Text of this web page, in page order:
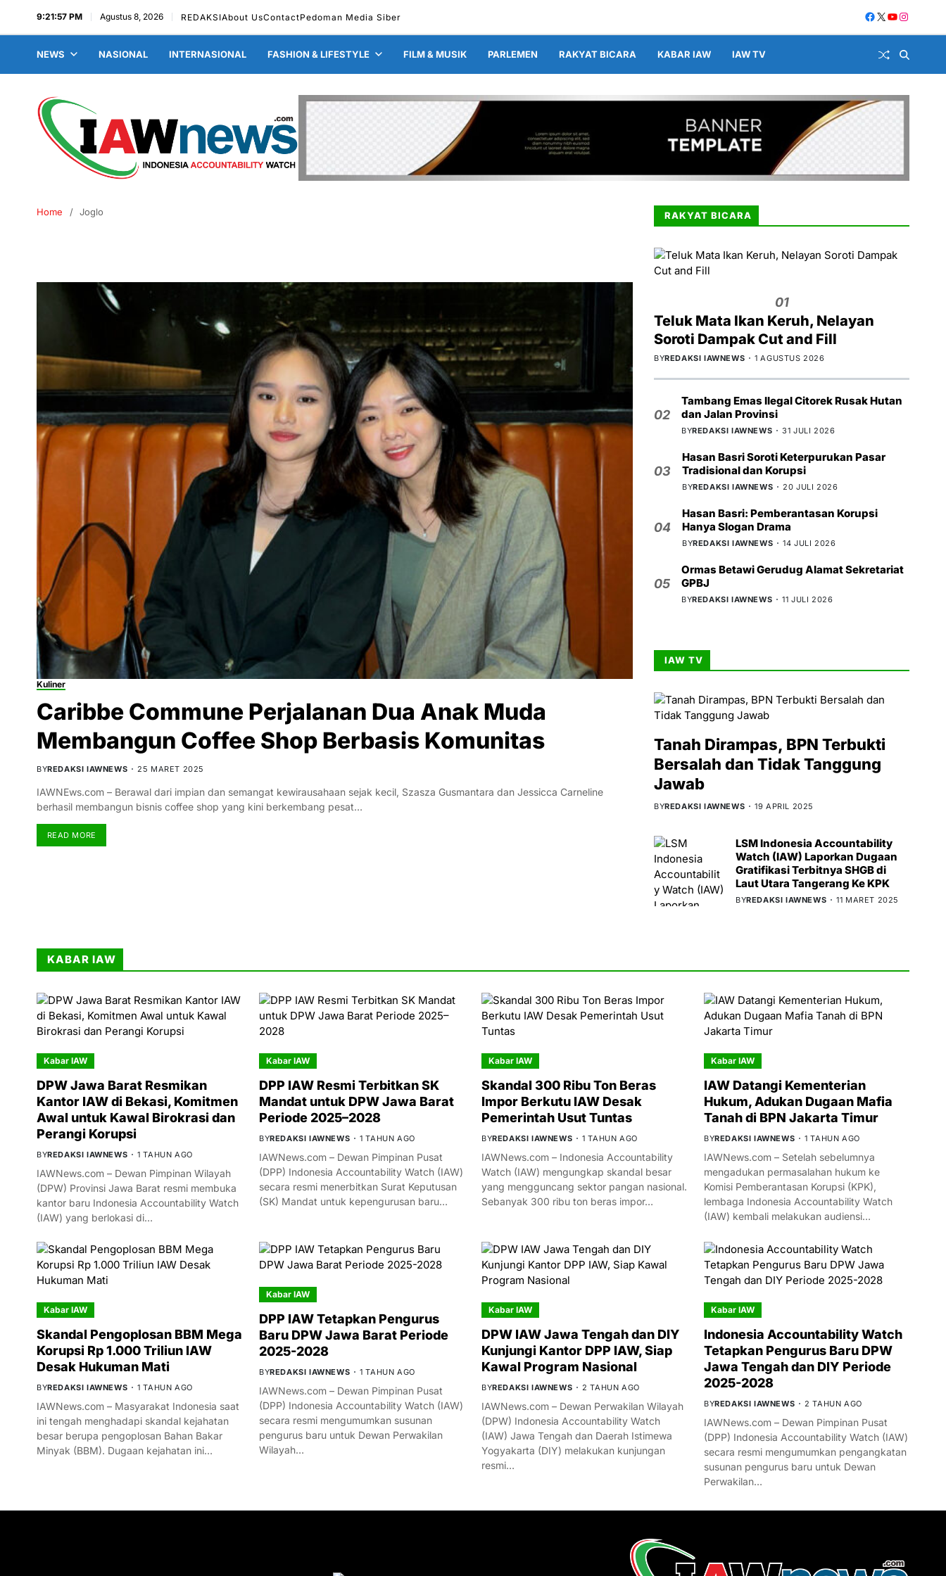
9:21:58 PM Agustus 8, 2026 REDAKSIAbout UsContactPedoman Media Siber
NEWS NASIONAL INTERNASIONAL FASHION & LIFESTYLE FILM & MUSIK PARLEMEN RAKYAT BICARA KABAR IAW IAW TV
Home Joglo
Kuliner
Caribbe Commune Perjalanan Dua Anak Muda
Membangun Coffee Shop Berbasis Komunitas
BYREDAKSI IAWNEWS 25 MARET 2025
IAWNEws.com – Berawal dari impian dan semangat kewirausahaan sejak kecil, Szasza Gusmantara dan Jessicca Carneline
berhasil membangun bisnis coffee shop yang kini berkembang pesat…
READ MORE
RAKYAT BICARA
01
Teluk Mata Ikan Keruh, Nelayan
Soroti Dampak Cut and Fill
BYREDAKSI IAWNEWS 1 AGUSTUS 2026
02
Tambang Emas Ilegal Citorek Rusak Hutan
dan Jalan Provinsi
BYREDAKSI IAWNEWS 31 JULI 2026
03
Hasan Basri Soroti Keterpurukan Pasar
Tradisional dan Korupsi
BYREDAKSI IAWNEWS 20 JULI 2026
04
Hasan Basri: Pemberantasan Korupsi
Hanya Slogan Drama
BYREDAKSI IAWNEWS 14 JULI 2026
05
Ormas Betawi Gerudug Alamat Sekretariat
GPBJ
BYREDAKSI IAWNEWS 11 JULI 2026
IAW TV
Tanah Dirampas, BPN Terbukti
Bersalah dan Tidak Tanggung
Jawab
BYREDAKSI IAWNEWS 19 APRIL 2025
LSM Indonesia Accountability
Watch (IAW) Laporkan Dugaan
Gratifikasi Terbitnya SHGB di
Laut Utara Tangerang Ke KPK
BYREDAKSI IAWNEWS 11 MARET 2025
KABAR IAW
Kabar IAW
DPW Jawa Barat Resmikan
Kantor IAW di Bekasi, Komitmen
Awal untuk Kawal Birokrasi dan
Perangi Korupsi
BYREDAKSI IAWNEWS 1 TAHUN AGO
IAWNews.com – Dewan Pimpinan Wilayah
(DPW) Provinsi Jawa Barat resmi membuka
kantor baru Indonesia Accountability Watch
(IAW) yang berlokasi di…
Kabar IAW
DPP IAW Resmi Terbitkan SK
Mandat untuk DPW Jawa Barat
Periode 2025–2028
BYREDAKSI IAWNEWS 1 TAHUN AGO
IAWNews.com – Dewan Pimpinan Pusat
(DPP) Indonesia Accountability Watch (IAW)
secara resmi menerbitkan Surat Keputusan
(SK) Mandat untuk kepengurusan baru…
Kabar IAW
Skandal 300 Ribu Ton Beras
Impor Berkutu IAW Desak
Pemerintah Usut Tuntas
BYREDAKSI IAWNEWS 1 TAHUN AGO
IAWNews.com – Indonesia Accountability
Watch (IAW) mengungkap skandal besar
yang mengguncang sektor pangan nasional.
Sebanyak 300 ribu ton beras impor…
Kabar IAW
IAW Datangi Kementerian
Hukum, Adukan Dugaan Mafia
Tanah di BPN Jakarta Timur
BYREDAKSI IAWNEWS 1 TAHUN AGO
IAWNews.com – Setelah sebelumnya
mengadukan permasalahan hukum ke
Komisi Pemberantasan Korupsi (KPK),
lembaga Indonesia Accountability Watch
(IAW) kembali melakukan audiensi…
Kabar IAW
Skandal Pengoplosan BBM Mega
Korupsi Rp 1.000 Triliun IAW
Desak Hukuman Mati
BYREDAKSI IAWNEWS 1 TAHUN AGO
IAWNews.com – Masyarakat Indonesia saat
ini tengah menghadapi skandal kejahatan
besar berupa pengoplosan Bahan Bakar
Minyak (BBM). Dugaan kejahatan ini…
Kabar IAW
DPP IAW Tetapkan Pengurus
Baru DPW Jawa Barat Periode
2025-2028
BYREDAKSI IAWNEWS 1 TAHUN AGO
IAWNews.com – Dewan Pimpinan Pusat
(DPP) Indonesia Accountability Watch (IAW)
secara resmi mengumumkan susunan
pengurus baru untuk Dewan Perwakilan
Wilayah…
Kabar IAW
DPW IAW Jawa Tengah dan DIY
Kunjungi Kantor DPP IAW, Siap
Kawal Program Nasional
BYREDAKSI IAWNEWS 2 TAHUN AGO
IAWNews.com – Dewan Perwakilan Wilayah
(DPW) Indonesia Accountability Watch
(IAW) Jawa Tengah dan Daerah Istimewa
Yogyakarta (DIY) melakukan kunjungan
resmi…
Kabar IAW
Indonesia Accountability Watch
Tetapkan Pengurus Baru DPW
Jawa Tengah dan DIY Periode
2025-2028
BYREDAKSI IAWNEWS 2 TAHUN AGO
IAWNews.com – Dewan Pimpinan Pusat
(DPP) Indonesia Accountability Watch (IAW)
secara resmi mengumumkan pengangkatan
susunan pengurus baru untuk Dewan
Perwakilan…